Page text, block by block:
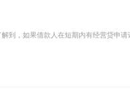
到，如果借款人在短期内有经营贷申请